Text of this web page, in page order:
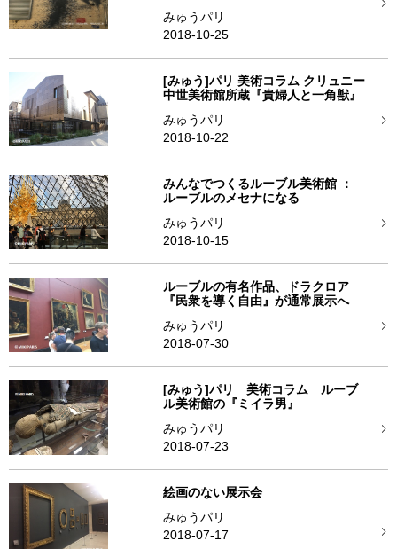
みゅうパリ
2018-10-25
[みゅう]パリ 美術コラム クリュニー
中世美術館所蔵『貴婦人と一角獣』
みゅうパリ
2018-10-22
みんなでつくるルーブル美術館 ：
ルーブルのメセナになる
みゅうパリ
2018-10-15
ルーブルの有名作品、ドラクロア
『民衆を導く自由』が通常展示へ
みゅうパリ
2018-07-30
[みゅう]パリ 美術コラム ルーブ
ル美術館の『ミイラ男』
みゅうパリ
2018-07-23
絵画のない展示会
みゅうパリ
2018-07-17